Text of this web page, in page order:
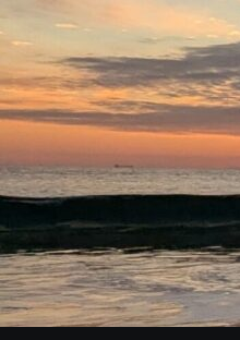
容
を
ス
キ
ッ
プ